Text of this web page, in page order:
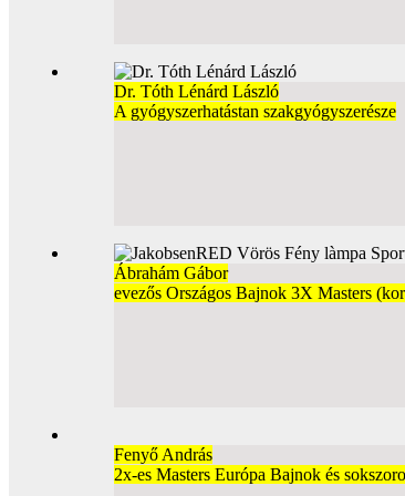
Dr. Tóth Lénárd László
A gyógyszerhatástan szakgyógyszerésze
Ábrahám Gábor
evezős Országos Bajnok 3X Masters
Fenyő András
2x-es Masters Európa Bajnok és